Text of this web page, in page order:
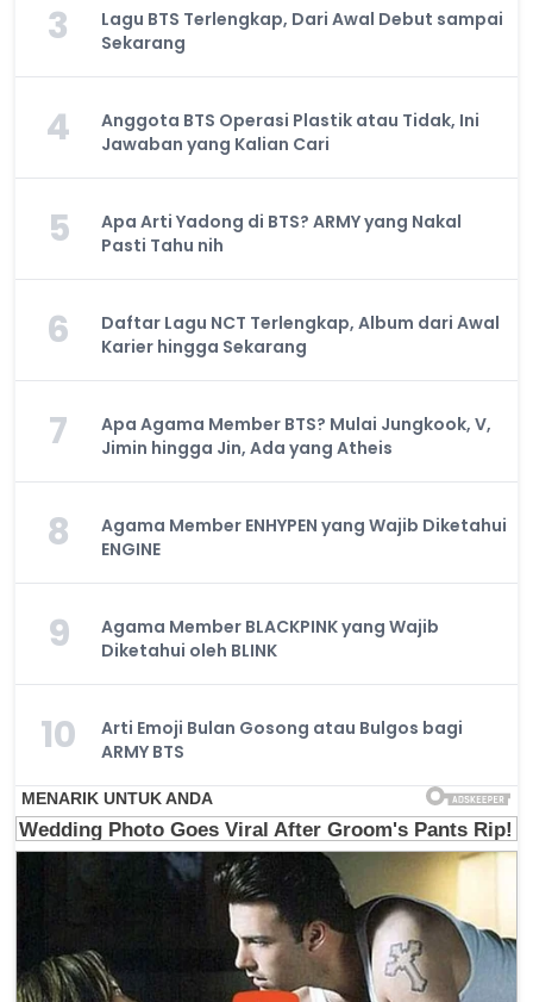
3
Lagu BTS Terlengkap, Dari Awal Debut sampai
Sekarang
4
Anggota BTS Operasi Plastik atau Tidak, Ini
Jawaban yang Kalian Cari
5
Apa Arti Yadong di BTS? ARMY yang Nakal
Pasti Tahu nih
6
Daftar Lagu NCT Terlengkap, Album dari Awal
Karier hingga Sekarang
7
Apa Agama Member BTS? Mulai Jungkook, V,
Jimin hingga Jin, Ada yang Atheis
8
Agama Member ENHYPEN yang Wajib Diketahui
ENGINE
9
Agama Member BLACKPINK yang Wajib
Diketahui oleh BLINK
10
Arti Emoji Bulan Gosong atau Bulgos bagi
ARMY BTS